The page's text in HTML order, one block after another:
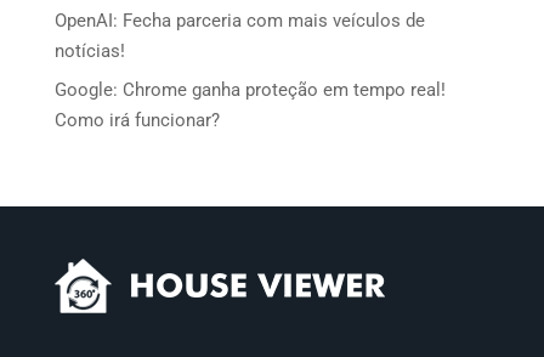
OpenAI: Fecha parceria com mais veículos de
notícias!
Google: Chrome ganha proteção em tempo real!
Como irá funcionar?